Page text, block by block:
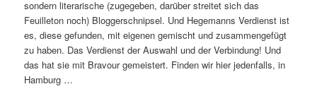
sondern literarische (zugegeben, darüber streitet sich das
Feuilleton noch) Bloggerschnipsel. Und Hegemanns Verdienst ist
es, diese gefunden, mit eigenen gemischt und zusammengefügt
zu haben. Das Verdienst der Auswahl und der Verbindung! Und
das hat sie mit Bravour gemeistert. Finden wir hier jedenfalls, in
Hamburg …